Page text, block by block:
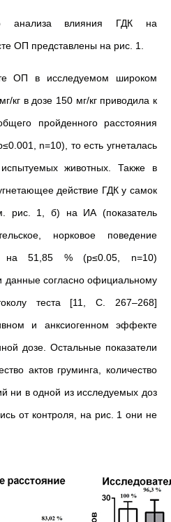
анализа влияния ГДК на
ОП представлены на рис. 1.
ОП в исследуемом широком
кг в дозе 150 мг/кг приводила к
пройденного расстояния
n=10), то есть угнеталась
испытуемых животных. Также в
действие ГДК у самок
рис. 1, б) на ИА (показатель
норковое поведение
на 51,85 % (р≤0.05, n=10)
данные согласно официальному
теста [11, С. 267–268]
и анксиогенном эффекте
дозе. Остальные показатели
актов груминга, количество
ни в одной из исследуемых доз
от контроля, на рис. 1 они не